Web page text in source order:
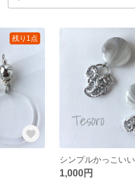
残り1点
シンプルかっこいい
1,000円